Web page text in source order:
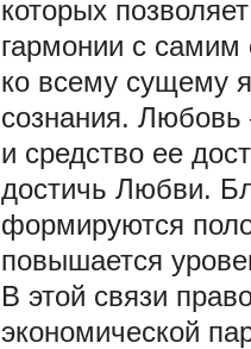
которых
гармонии с
ко всему сущему
сознания.
и средство ее
достичь Любви.
формируются
повышается
В этой связи
экономической